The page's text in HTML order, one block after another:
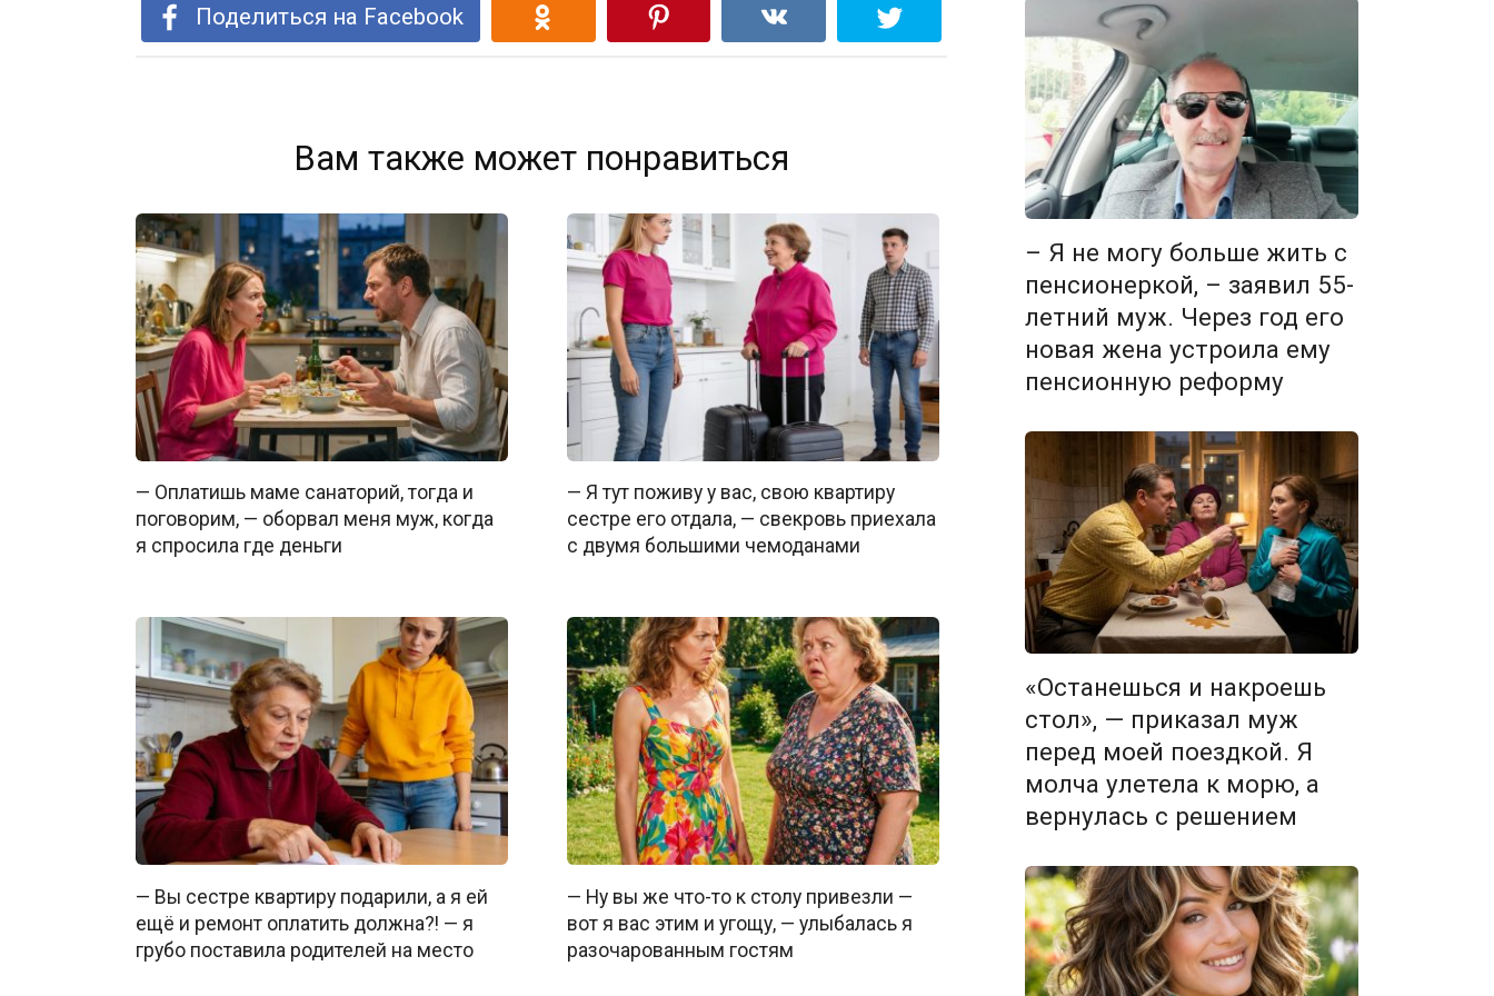
Поделиться на Facebook
Вам также может понравиться
— Оплатишь маме санаторий, тогда и
поговорим, — оборвал меня муж, когда
я спросила где деньги
— Я тут поживу у вас, свою квартиру
сестре его отдала, — свекровь приехала
с двумя большими чемоданами
— Вы сестре квартиру подарили, а я ей
ещё и ремонт оплатить должна?! — я
грубо поставила родителей на место
— Ну вы же что-то к столу привезли —
вот я вас этим и угощу, — улыбалась я
разочарованным гостям
– Я не могу больше жить с
пенсионеркой, – заявил 55-
летний муж. Через год его
новая жена устроила ему
пенсионную реформу
«Останешься и накроешь
стол», — приказал муж
перед моей поездкой. Я
молча улетела к морю, а
вернулась с решением